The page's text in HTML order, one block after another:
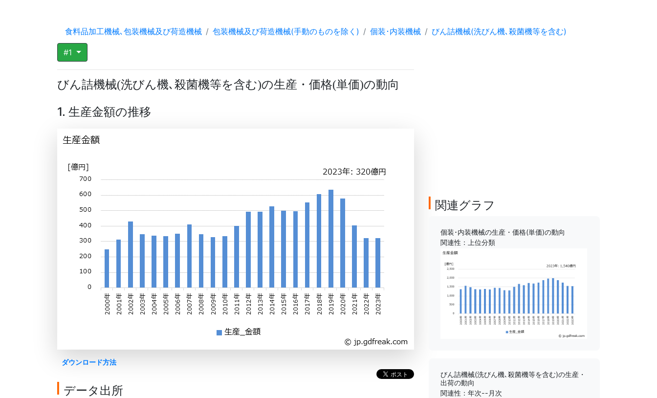
食料品加工機械､包装機械及び荷造機械 包装機械及び荷造機械(手動のものを除く) 個装･内装機械 びん詰機械(洗びん機､殺菌機等を含む)
#1
びん詰機械(洗びん機､殺菌機等を含む)の生産・価格(単価)の動向
1. 生産金額の推移
ダウンロード方法
データ出所
関連グラフ
個装･内装機械の生産・価格(単価)の動向
関連性：上位分類
びん詰機械(洗びん機､殺菌機等を含む)の生産・
出荷の動向
関連性：年次--月次